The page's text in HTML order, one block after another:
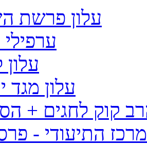
עלון פרשת
עלון
עלון מגד
קוק לחגים +
התיעודי -